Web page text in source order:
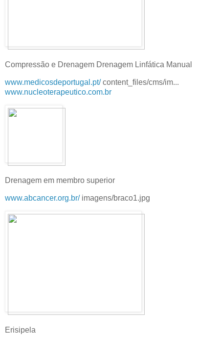
Compressão e Drenagem Drenagem Linfática Manual
www.medicosdeportugal.pt/content_files/cms/im...
www.nucleoterapeutico.com.br
Drenagem em membro superior
www.abcancer.org.br/imagens/braco1.jpg
Erisipela